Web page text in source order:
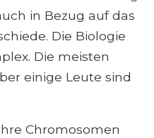
in Bezug auf das
Die Biologie
Die meisten
einige Leute sind
Chromosomen